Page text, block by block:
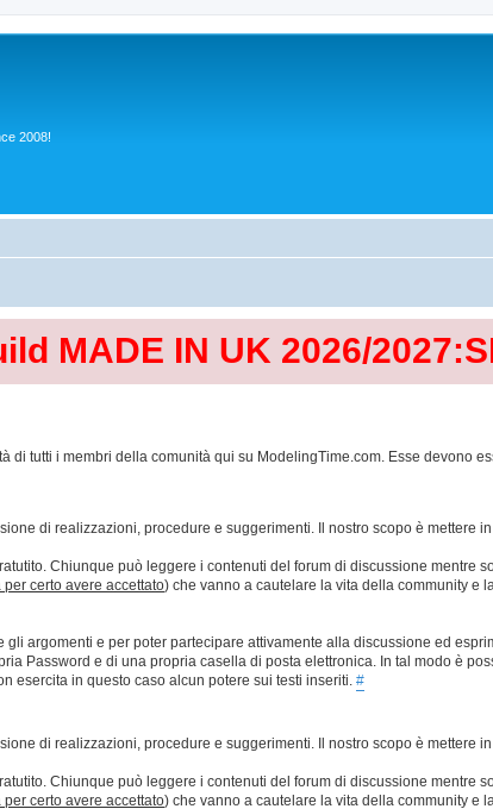
2008!
MADE IN UK 2026/
tutti i membri della comunità qui su ModelingTime.com. Esse devono
di realizzazioni, procedure e suggerimenti. Il nostro scopo è mettere
Chiunque può leggere i contenuti del forum di discussione mentre
certo avere accettato) che vanno a cautelare la vita della community e
gli argomenti e per poter partecipare attivamente alla discussione ed
Password e di una propria casella di posta elettronica. In tal modo è
esercita in questo caso alcun potere sui testi inseriti. #
di realizzazioni, procedure e suggerimenti. Il nostro scopo è mettere
Chiunque può leggere i contenuti del forum di discussione mentre
certo avere accettato) che vanno a cautelare la vita della community e